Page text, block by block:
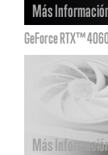
Más
GeForce RTX™
Más